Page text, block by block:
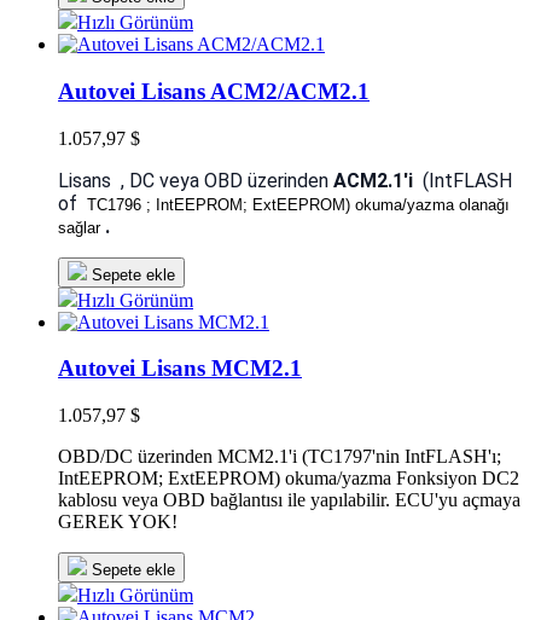
Hızlı Görünüm
Autovei Lisans ACM2/ACM2.1
1.057,97 $
Lisans , DC veya OBD üzerinden ACM2.1'i (IntFLASH
of TC1796 ; IntEEPROM; ExtEEPROM) okuma/yazma olanağı
sağlar .
Sepete ekle
Hızlı Görünüm
Autovei Lisans MCM2.1
1.057,97 $
OBD/DC üzerinden MCM2.1'i (TC1797'nin IntFLASH'ı;
IntEEPROM; ExtEEPROM) okuma/yazma Fonksiyon DC2
kablosu veya OBD bağlantısı ile yapılabilir. ECU'yu açmaya
GEREK YOK!
Sepete ekle
Hızlı Görünüm